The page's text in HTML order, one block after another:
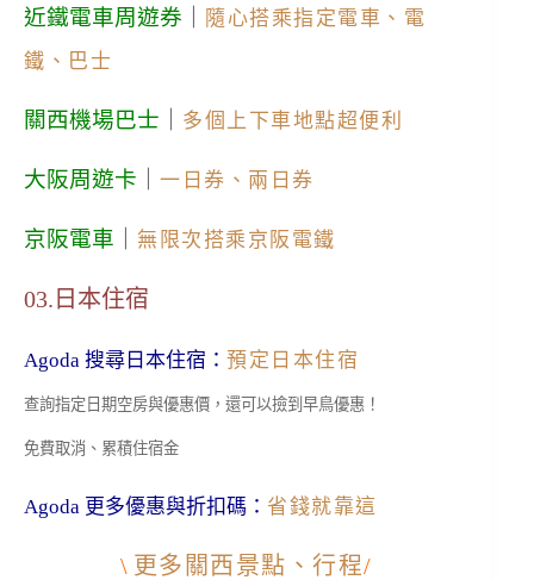
近鐵電車周遊券
隨心搭乘指定電車、電
鐵、巴士
關西機場巴士 多個上下車地點超便利
大阪周遊卡 一日券、兩日券
京阪電車 無限次搭乘京阪電鐵
03.日本住宿
Agoda 搜尋日本住宿： 預定日本住宿
查詢指定日期空房與優惠價，還可以撿到早鳥優惠！
免費取消、累積住宿金
Agoda 更多優惠與折扣碼： 省錢就靠這
\ 更多關西景點、行程/